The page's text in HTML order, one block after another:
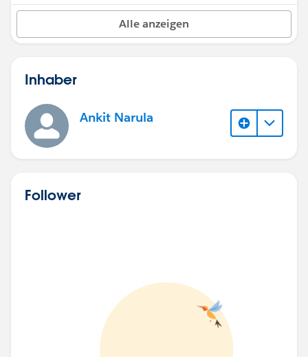
Alle anzeigen
Inhaber
Ankit Narula
Follower